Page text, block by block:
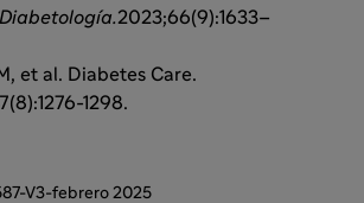
Diabetología.2023;66(9):1633–
et al. Diabetes Care.
1298.
V3-febrero 2025